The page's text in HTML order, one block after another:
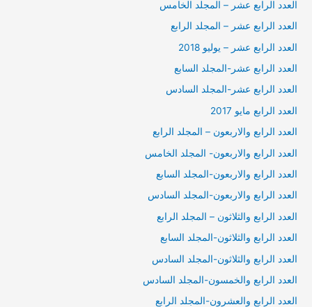
العدد الرابع عشر – المجلد الخامس
العدد الرابع عشر – المجلد الرابع
العدد الرابع عشر – يوليو 2018
العدد الرابع عشر-المجلد السابع
العدد الرابع عشر-المجلد السادس
العدد الرابع مايو 2017
العدد الرابع والاربعون – المجلد الرابع
العدد الرابع والاربعون- المجلد الخامس
العدد الرابع والاربعون-المجلد السابع
العدد الرابع والاربعون-المجلد السادس
العدد الرابع والثلاثون – المجلد الرابع
العدد الرابع والثلاثون-المجلد السابع
العدد الرابع والثلاثون-المجلد السادس
العدد الرابع والخمسون-المجلد السادس
العدد الرابع والعشرون-المجلد الرابع